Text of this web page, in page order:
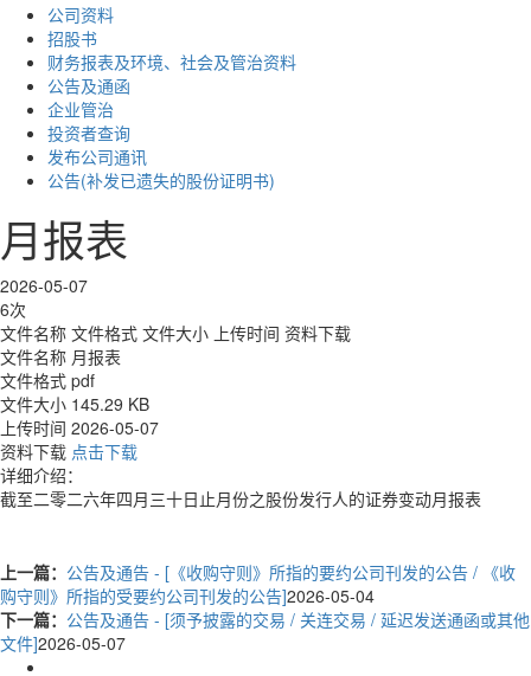
公司资料
招股书
财务报表及环境、社会及管治资料
公告及通函
企业管治
投资者查询
发布公司通讯
公告(补发已遗失的股份证明书)
月报表
2026-05-07
6次
文件名称 文件格式 文件大小 上传时间 资料下载
文件名称 月报表
文件格式 pdf
文件大小 145.29 KB
上传时间 2026-05-07
资料下载 点击下载
详细介绍：
截至二零二六年四月三十日止月份之股份发行人的证券变动月报表
上一篇： 公告及通告 - [《收购守则》所指的要约公司刊发的公告 / 《收
购守则》所指的受要约公司刊发的公告]2026-05-04
下一篇： 公告及通告 - [须予披露的交易 / 关连交易 / 延迟发送通函或其他
文件]2026-05-07